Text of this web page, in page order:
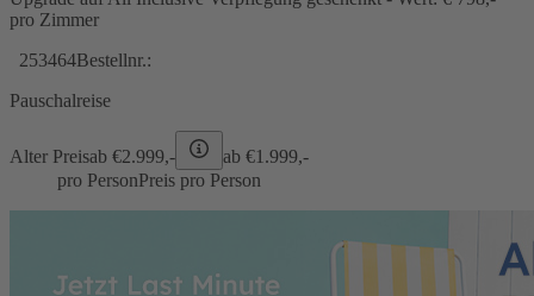
pro Zimmer
253464Bestellnr.:
Pauschalreise
Alter Preisab €2.999,- ab €1.999,-
pro PersonPreis pro Person